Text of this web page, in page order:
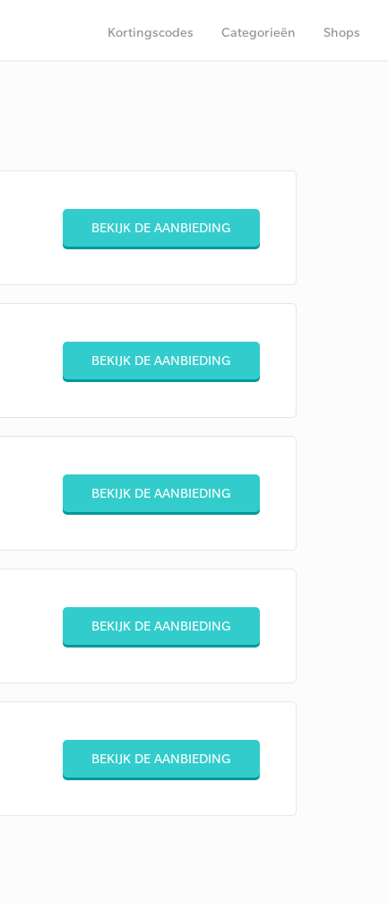
Kortingscodes Categorieën Shops
BEKIJK DE AANBIEDING
BEKIJK DE AANBIEDING
BEKIJK DE AANBIEDING
BEKIJK DE AANBIEDING
BEKIJK DE AANBIEDING